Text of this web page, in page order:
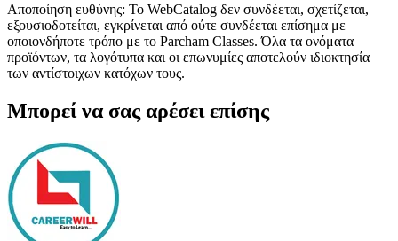
Αποποίηση ευθύνης: Το WebCatalog δεν συνδέεται, σχετίζεται,
εξουσιοδοτείται, εγκρίνεται από ούτε συνδέεται επίσημα με
οποιονδήποτε τρόπο με το Parcham Classes. Όλα τα ονόματα
προϊόντων, τα λογότυπα και οι επωνυμίες αποτελούν ιδιοκτησία
των αντίστοιχων κατόχων τους.
Μπορεί να σας αρέσει επίσης